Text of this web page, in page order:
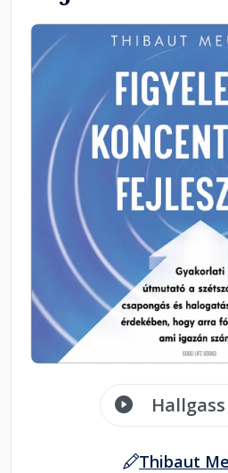
Thibaut